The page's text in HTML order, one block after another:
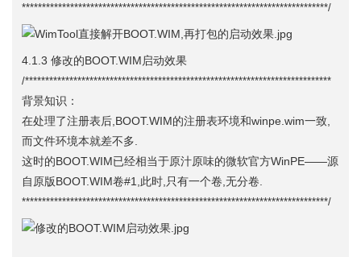
****************************************************************************/
4.1.3 修改的BOOT.WIM启动效果
/****************************************************************************
背景知识：
在处理了注册表后,BOOT.WIM的注册表环境和winpe.wim一致,
而文件环境本就差不多.
这时的BOOT.WIM已经相当于原汁原味的微软官方WinPE——源
自原版BOOT.WIM卷#1,此时,只有一个卷,无分卷.
****************************************************************************/